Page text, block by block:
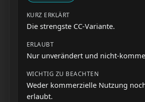
Die strengste CC-Variante.
Nur unverändert und nicht-
Weder kommerzielle Nutzung
erlaubt.